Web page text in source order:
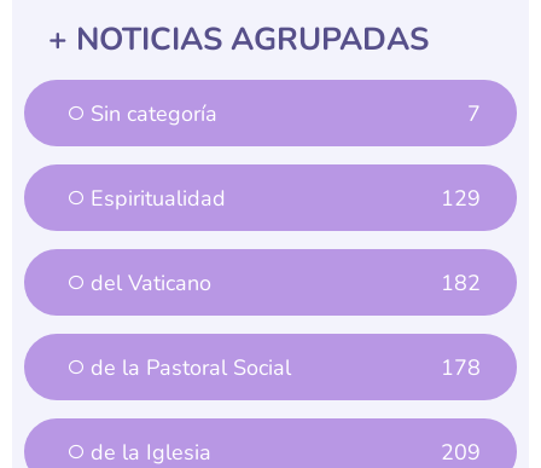
+ NOTICIAS AGRUPADAS
Sin categoría 7
Espiritualidad 129
del Vaticano 182
de la Pastoral Social 178
de la Iglesia 209